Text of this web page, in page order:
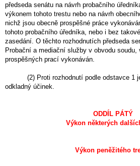
předseda senátu na návrh probačního
výkonem tohoto trestu nebo na návrh
nichž jsou obecně prospěšné práce
tohoto probačního úředníka, nebo i bez
zasedání. O těchto rozhodnutích předseda
Probační a mediační služby v obvodu
prospěšných prací vykonáván.
(2) Proti rozhodnutí podle odstavce 1
odkladný účinek.
ODDÍL PÁTÝ
Výkon některých
Výkon peněžitého